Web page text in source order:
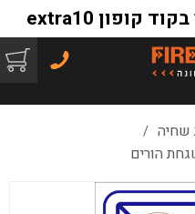
שחיה /
הורים